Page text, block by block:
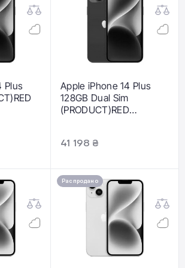
Plus
Apple iPhone 14 Plus
128GB Dual Sim
(PRODUCT)RED
41 198 ₴
Распродано